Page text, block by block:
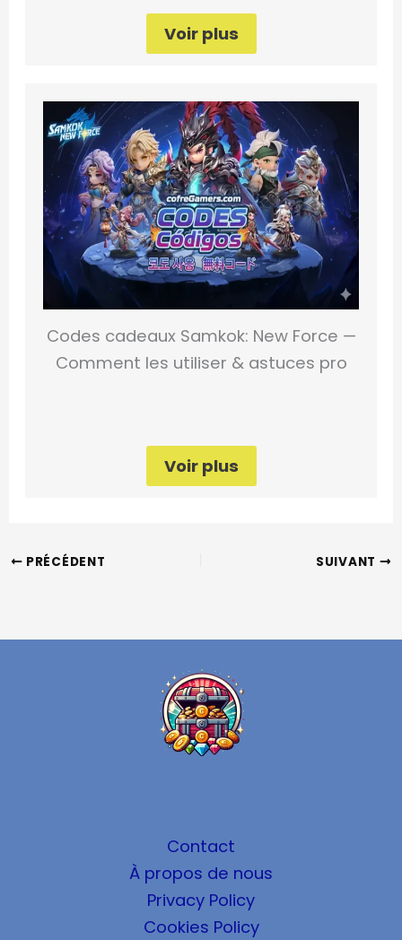
Voir plus
Codes cadeaux Samkok: New Force —
Comment les utiliser & astuces pro
Voir plus
PRÉCÉDENT SUIVANT
Contact
À propos de nous
Privacy Policy
Cookies Policy